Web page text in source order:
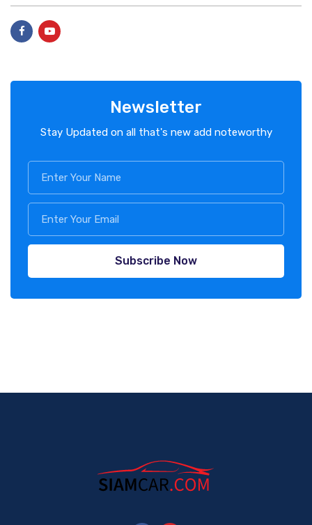
Newsletter
Stay Updated on all that's new add noteworthy
Subscribe Now